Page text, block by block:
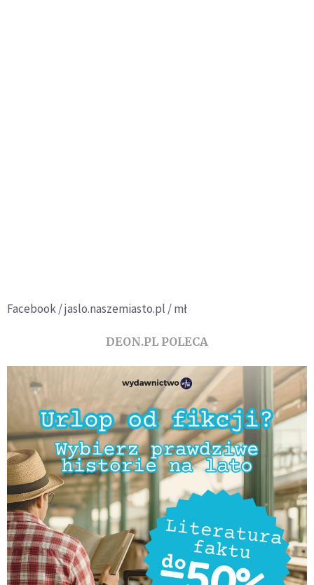
Facebook / jaslo.naszemiasto.pl / mł
DEON.PL POLECA